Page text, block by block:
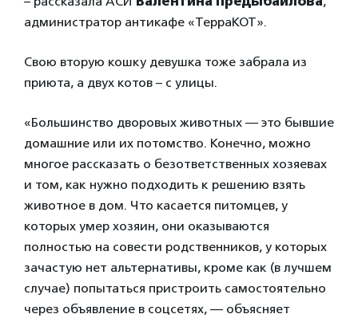
администратор антикафе «ТерраКОТ».
Свою вторую кошку девушка тоже забрала из
приюта, а двух котов – с улицы.
«Большинство дворовых животных — это бывшие
домашние или их потомство. Конечно, можно
многое рассказать о безответственных хозяевах
и том, как нужно подходить к решению взять
животное в дом. Что касается питомцев, у
которых умер хозяин, они оказываются
полностью на совести родственников, у которых
зачастую нет альтернативы, кроме как (в лучшем
случае) попытаться пристроить самостоятельно
через объявление в соцсетях, — объясняет